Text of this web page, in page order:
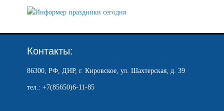
Контакты:
86300, РФ, ДНР, г. Кировское, ул. Шахтерская, д. 39
тел.: +7(85650)6-11-85